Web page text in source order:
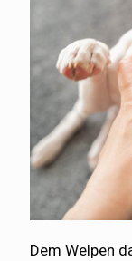
Dem Welpen